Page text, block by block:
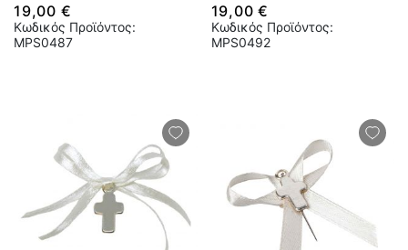
19,00 €
Κωδικός Προϊόντος:
MPS0487
19,00 €
Κωδικός Προϊόντος:
MPS0492